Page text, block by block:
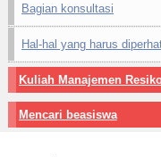
Bagian konsultasi
Hal-hal yang harus
Kuliah Manajemen
Mencari beasiswa